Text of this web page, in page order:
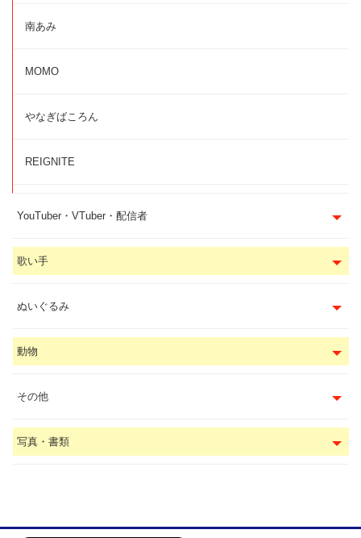
南あみ
MOMO
やなぎばころん
REIGNITE
YouTuber・VTuber・配信者
歌い手
ぬいぐるみ
動物
その他
写真・書類